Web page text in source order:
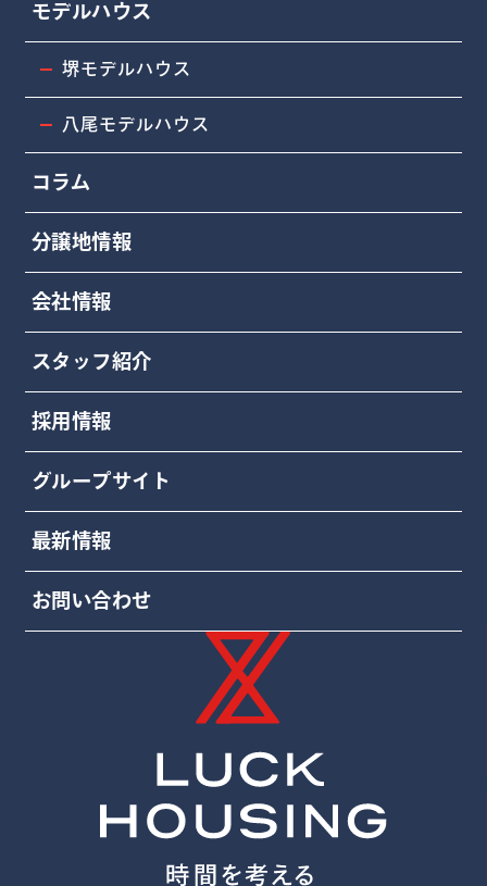
モデルハウス
堺モデルハウス
八尾モデルハウス
コラム
分譲地情報
会社情報
スタッフ紹介
採用情報
グループサイト
最新情報
お問い合わせ